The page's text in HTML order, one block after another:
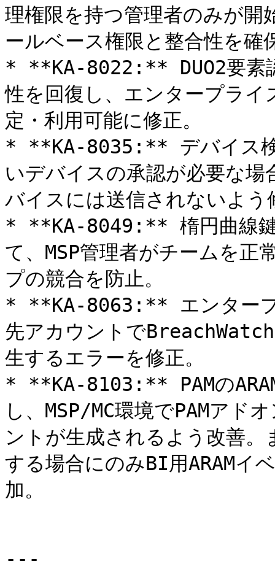
理権限を持つ管理者のみが開
ールベース権限と整合性を確
* **KA-8022:** DUO2要素
性を回復し、エンタープライ
定・利用可能に修正。
* **KA-8035:** デバイス検
いデバイスの承認が必要な
バイスには送信されないよう
* **KA-8049:** 楕円曲線鍵
て、MSP管理者がチームを正
プの競合を防止。
* **KA-8063:** エンタープ
先アカウントで
生するエラーを修正。
* **KA-8103:** PAMの
し、MSP/MC環境でPAMアド
ントが生成されるよう改善。
する場合にのみBI用ARAMイ
加。
---